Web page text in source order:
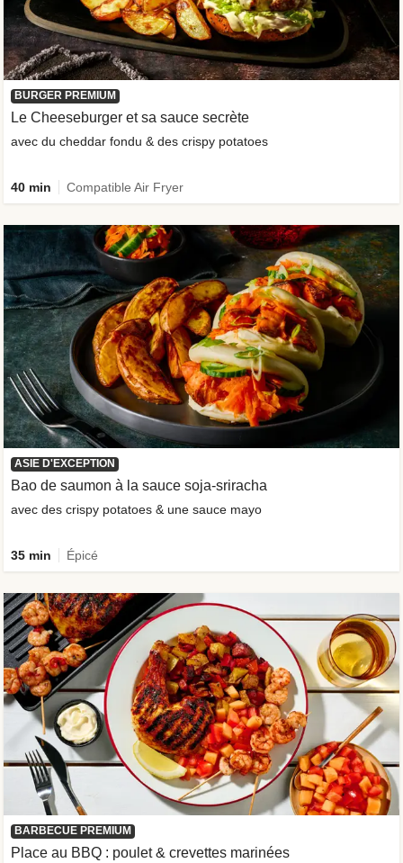
BURGER PREMIUM
Le Cheeseburger et sa sauce secrète
avec du cheddar fondu & des crispy potatoes
40 min Compatible Air Fryer
ASIE D'EXCEPTION
Bao de saumon à la sauce soja-sriracha
avec des crispy potatoes & une sauce mayo
35 min Épicé
BARBECUE PREMIUM
Place au BBQ : poulet & crevettes marinées